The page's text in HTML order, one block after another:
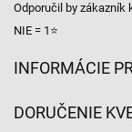
Odporučil by zákazník
NIE = 1⭐
INFORMÁCIE
DORUČENIE